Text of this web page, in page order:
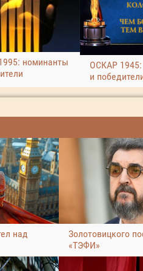
номинанты
ОСКАР
и
над
Золотовицкого
«ТЭФИ»